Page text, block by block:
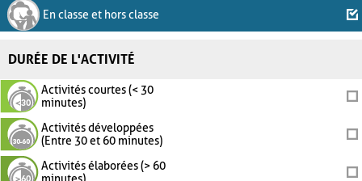
En classe et hors classe
DURÉE DE L'ACTIVITÉ
Activités courtes (< 30
minutes)
Activités développées
(Entre 30 et 60 minutes)
Activités élaborées (> 60